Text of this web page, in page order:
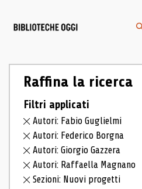
Raffina la ricerca
Filtri applicati
Autori: Fabio Guglielmi
Autori: Federico Borgna
Autori: Giorgio Gazzera
Autori: Raffaella Magnano
Sezioni: Nuovi progetti